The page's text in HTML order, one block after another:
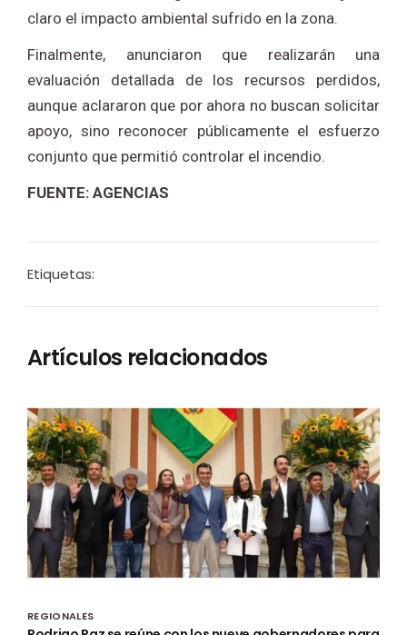
claro el impacto ambiental sufrido en la zona.
Finalmente, anunciaron que realizarán una
evaluación detallada de los recursos perdidos,
aunque aclararon que por ahora no buscan solicitar
apoyo, sino reconocer públicamente el esfuerzo
conjunto que permitió controlar el incendio.
FUENTE: AGENCIAS
Etiquetas:
Artículos relacionados
REGIONALES